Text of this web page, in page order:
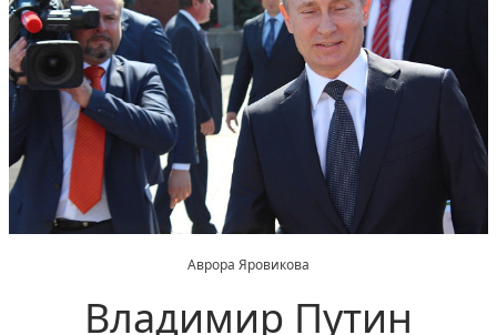
Аврора Яровикова
Владимир Путин